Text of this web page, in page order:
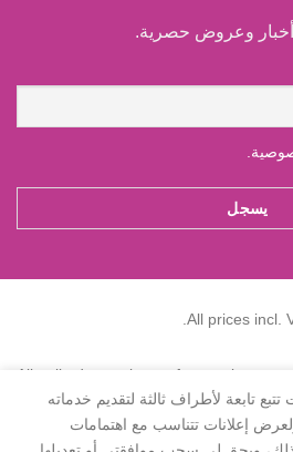
وعروض حصرية.
All prices incl.
All striked out prices refer to prices
تابعة لأطراف ثالثة لتقديم خدماته
إعلانات تتناسب مع اهتمامات
Nederlands الهولندية